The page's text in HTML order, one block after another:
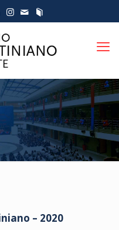
– 2020